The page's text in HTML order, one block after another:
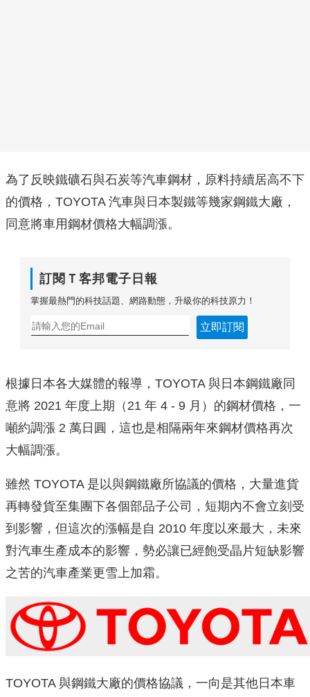
為了反映鐵礦石與石炭等汽車鋼材，原料持續居高不下
的價格，TOYOTA 汽車與日本製鐵等幾家鋼鐵大廠，
同意將車用鋼材價格大幅調漲。
訂閱Ｔ客邦電子日報
掌握最熱門的科技話題、網路動態，升級你的科技原力！
立即訂閱
根據日本各大媒體的報導，TOYOTA 與日本鋼鐵廠同
意將 2021 年度上期（21 年 4 - 9 月）的鋼材價格，一
噸約調漲 2 萬日圓，這也是相隔兩年來鋼材價格再次
大幅調漲。
雖然 TOYOTA 是以與鋼鐵廠所協議的價格，大量進貨
再轉發貨至集團下各個部品子公司，短期內不會立刻受
到影響，但這次的漲幅是自 2010 年度以來最大，未來
對汽車生產成本的影響，勢必讓已經飽受晶片短缺影響
之苦的汽車產業更雪上加霜。
TOYOTA 與鋼鐵大廠的價格協議，一向是其他日本車